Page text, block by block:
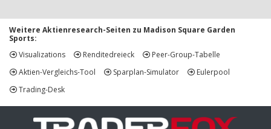
Weitere Aktienresearch-Seiten zu Madison Square Garden
Sports:
Visualizations
Renditedreieck
Peer-Group-Tabelle
Aktien-Vergleichs-Tool
Sparplan-Simulator
Eulerpool
Trading-Desk